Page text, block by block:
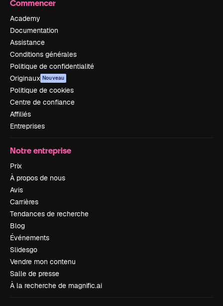
Commencer
Academy
Documentation
Assistance
Conditions générales
Politique de confidentialité
Originaux Nouveau
Politique de cookies
Centre de confiance
Affiliés
Entreprises
Notre entreprise
Prix
À propos de nous
Avis
Carrières
Tendances de recherche
Blog
Événements
Slidesgo
Vendre mon contenu
Salle de presse
À la recherche de magnific.ai